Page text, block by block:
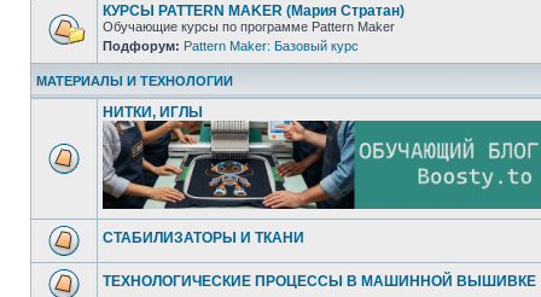
КУРСЫ PATTERN MAKER (Мария Стратан)
Обучающие курсы по программе Pattern Maker
Подфорум: Pattern Maker: Базовый курс
МАТЕРИАЛЫ И ТЕХНОЛОГИИ
НИТКИ, ИГЛЫ
СТАБИЛИЗАТОРЫ И ТКАНИ
ТЕХНОЛОГИЧЕСКИЕ ПРОЦЕССЫ В МАШИННОЙ ВЫШИВКЕ